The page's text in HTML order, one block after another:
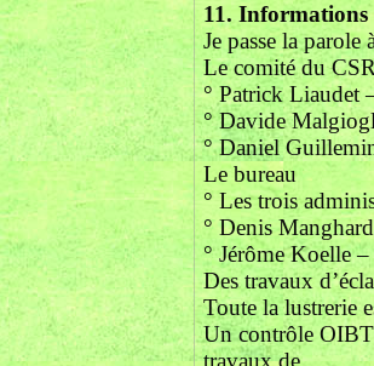
11. Informations
Je passe la parole
Le comité du
° Patrick Liaudet
° Davide
° Daniel
Le bureau
° Les trois
° Denis
° Jérôme Koelle
Des travaux
Toute la lustrerie
Un contrôle OIBT
travaux de